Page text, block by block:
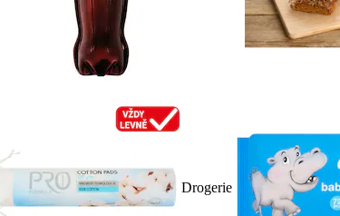
Drogerie